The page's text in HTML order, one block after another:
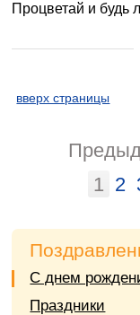
Процветай и
вверх страницы
1 2
С днем
Праздники